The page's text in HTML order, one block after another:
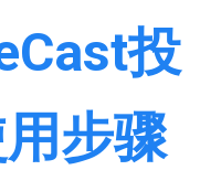
投
步骤